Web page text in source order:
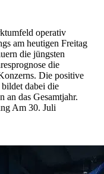
operativ
am heutigen Freitag
die jüngsten
die
Die positive
dabei die
an das Gesamtjahr.
Am 30. Juli